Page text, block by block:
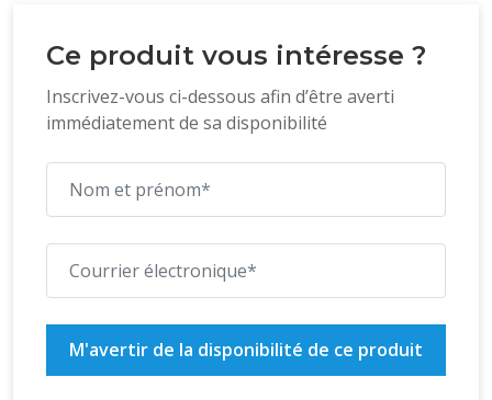
Ce produit vous intéresse ?
Inscrivez-vous ci-dessous afin d’être averti
immédiatement de sa disponibilité
M'avertir de la disponibilité de ce produit